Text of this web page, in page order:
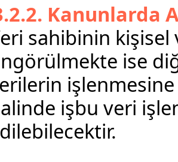
Kanunlarda
sahibinin kişisel
ise
işlenmesine
işbu veri